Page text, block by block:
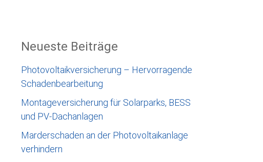
Neueste Beiträge
Photovoltaikversicherung – Hervorragende
Schadenbearbeitung
Montageversicherung für Solarparks, BESS
und PV-Dachanlagen
Marderschaden an der Photovoltaikanlage
verhindern